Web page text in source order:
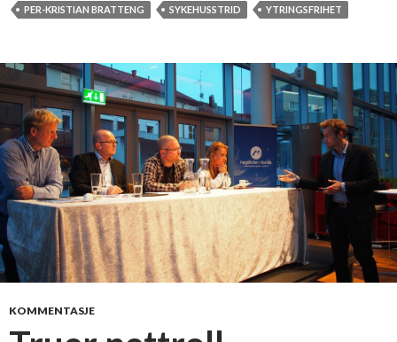
i
i
a
n
s
u
n
d
o
g
p
å
PER-KRISTIAN BRATTENG
SYKEHUSSTRID YTRINGSFRIHET
KOMMENTASJE